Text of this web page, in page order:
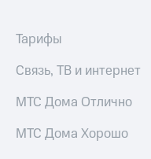
облигаций
о
Тарифы
Связь, ТВ и интернет
МТС Дома Отлично
МТС Дома Хорошо